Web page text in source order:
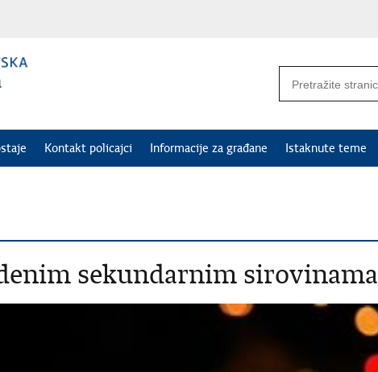
Kontakt policajci Informacije za građane Istaknute teme
sekundarnim sirovinama